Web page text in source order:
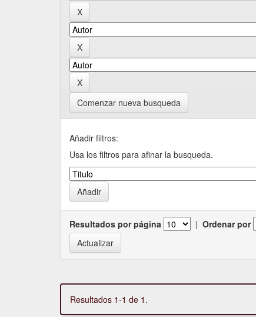
Comenzar nueva busqueda
Añadir filtros:
Usa los filtros para afinar la busqueda.
Resultados por página | Ordenar por
Resultados 1-1 de 1.